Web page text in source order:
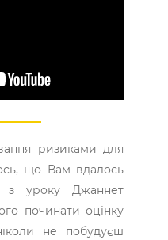
ризиками для
що Вам вдалось
з уроку Джаннет
починати оцінку
не побудуєш